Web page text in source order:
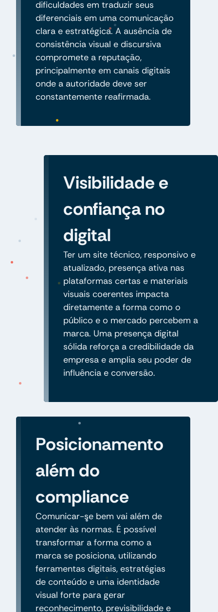
dificuldades em traduzir seus
diferenciais em uma comunicação
clara e estratégica. A ausência de
consistência visual e discursiva
compromete a reputação,
principalmente em canais digitais
onde a autoridade deve ser
constantemente reafirmada.
Visibilidade e
confiança no
digital
Ter um site técnico, responsivo e
atualizado, presença ativa nas
plataformas certas e materiais
visuais coerentes impacta
diretamente a forma como o
público e o mercado percebem a
marca. Uma presença digital
sólida reforça a credibilidade da
empresa e amplia seu poder de
influência e conversão.
Posicionamento
além do
compliance
Comunicar-se bem vai além de
atender às normas. É possível
transformar a forma como a
marca se posiciona, utilizando
ferramentas digitais, estratégias
de conteúdo e uma identidade
visual forte para gerar
reconhecimento, previsibilidade e